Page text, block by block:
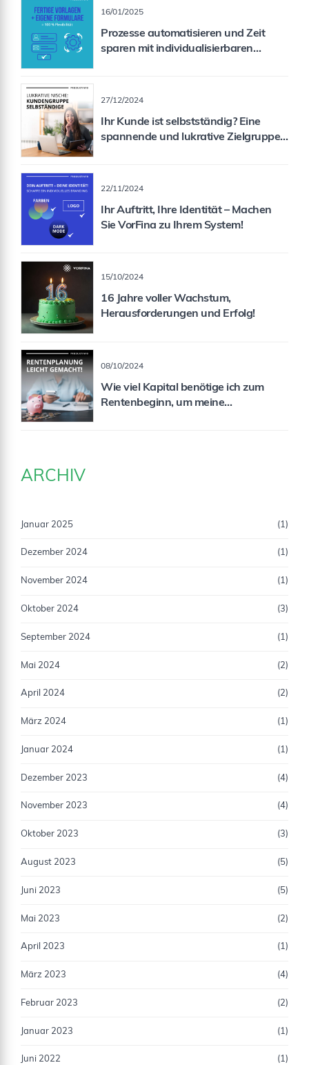
16/01/2025
Prozesse automatisieren und Zeit
sparen mit individualisierbaren
27/12/2024
Ihr Kunde ist selbstständig? Eine
spannende und lukrative Zielgruppe
22/11/2024
Ihr Auftritt, Ihre Identität – Machen
Sie VorFina zu Ihrem System!
15/10/2024
16 Jahre voller Wachstum,
Herausforderungen und Erfolg!
08/10/2024
Wie viel Kapital benötige ich zum
Rentenbeginn, um meine
ARCHIV
Januar 2025 (1)
Dezember 2024 (1)
November 2024 (1)
Oktober 2024 (3)
September 2024 (1)
Mai 2024 (2)
April 2024 (2)
März 2024 (1)
Januar 2024 (1)
Dezember 2023 (4)
November 2023 (4)
Oktober 2023 (3)
August 2023 (5)
Juni 2023 (5)
Mai 2023 (2)
April 2023 (1)
März 2023 (4)
Februar 2023 (2)
Januar 2023 (1)
Juni 2022 (1)